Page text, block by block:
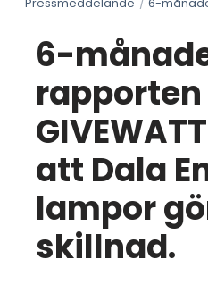
Pressmeddelande
6-
att Dala
lampor
skillnad.